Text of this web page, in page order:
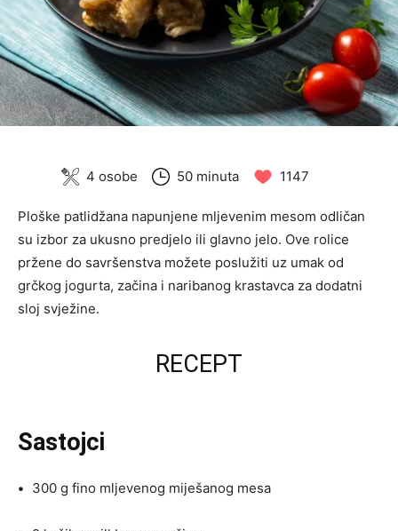
4 osobe 50 minuta 1147
Ploške patlidžana napunjene mljevenim mesom odličan
su izbor za ukusno predjelo ili glavno jelo. Ove rolice
pržene do savršenstva možete poslužiti uz umak od
grčkog jogurta, začina i naribanog krastavca za dodatni
sloj svježine.
RECEPT
Sastojci
• 300 g fino mljevenog miješanog mesa